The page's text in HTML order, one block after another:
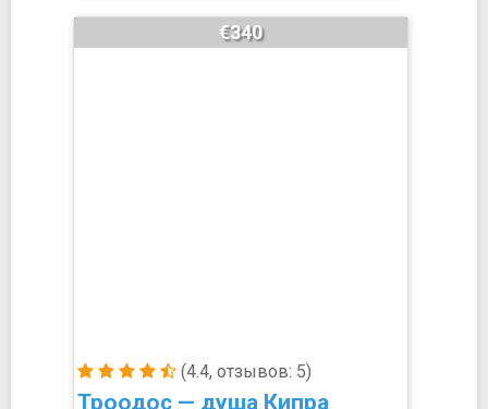
(4.4, отзывов: 5)
Троодос — душа Кипра
€340